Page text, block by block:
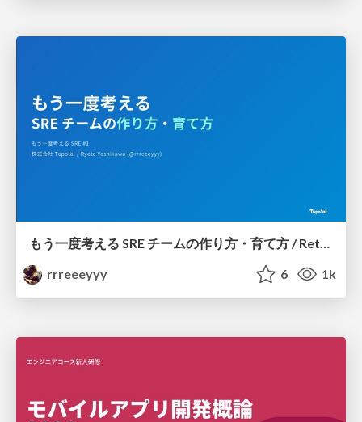
もう一度考える SRE チームの作り方・育て方 / Rethinking SRE #1: Building and Growing SRE Teams
rrreeeyyy
6 1k